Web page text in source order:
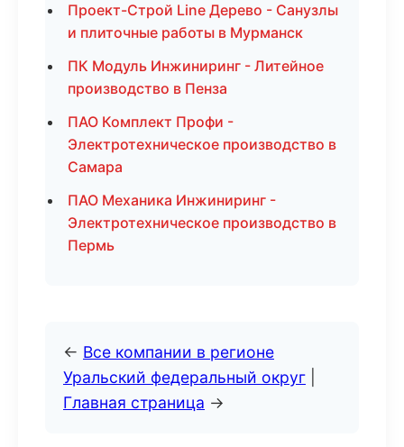
Проект-Строй Line Дерево - Санузлы
и плиточные работы в Мурманск
ПК Модуль Инжиниринг - Литейное
производство в Пенза
ПАО Комплект Профи -
Электротехническое производство в
Самара
ПАО Механика Инжиниринг -
Электротехническое производство в
Пермь
← Все компании в регионе
Уральский федеральный округ
Главная страница →